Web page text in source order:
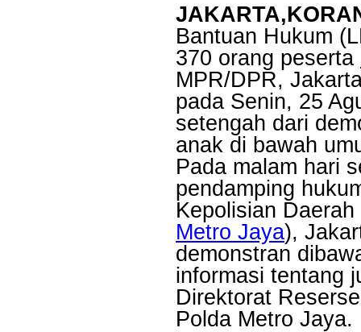
Bantuan Hukum
370 orang peserta
MPR/DPR,
pada Senin, 25
setengah dari
anak di bawah
Pada malam hari
pendamping
Kepolisian
Metro Jaya),
demonstran
informasi tentang
Direktorat
Polda Metro Jaya.